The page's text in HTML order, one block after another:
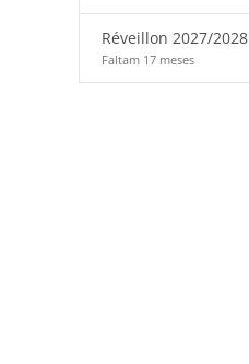
Réveillon 2027/2028
Faltam 17 meses